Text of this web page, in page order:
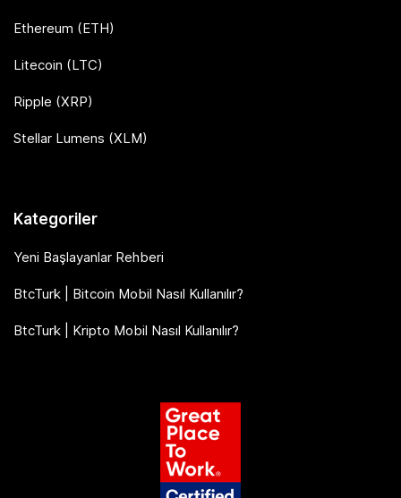
Ethereum (ETH)
Litecoin (LTC)
Ripple (XRP)
Stellar Lumens (XLM)
Kategoriler
Yeni Başlayanlar Rehberi
BtcTurk | Bitcoin Mobil Nasıl Kullanılır?
BtcTurk | Kripto Mobil Nasıl Kullanılır?